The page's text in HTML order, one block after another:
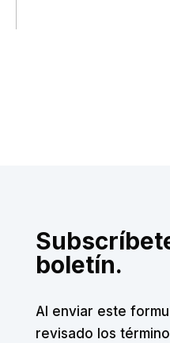
boletín.
Al enviar este
revisado los